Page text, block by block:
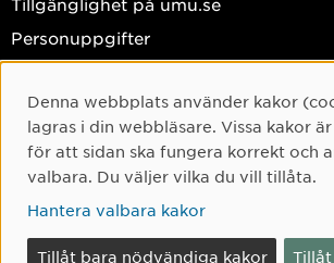
Personuppgifter
Facebook
Instagram
TikTok
Youtube
LinkedIn
Cookie-samtycke
Denna webbplats använder kakor
lagras i din webbläsare. Vissa kakor
för att sidan ska fungera korrekt och
valbara. Du väljer vilka du vill tillåta.
Hantera valbara kakor
Tillåt bara nödvändiga kakor